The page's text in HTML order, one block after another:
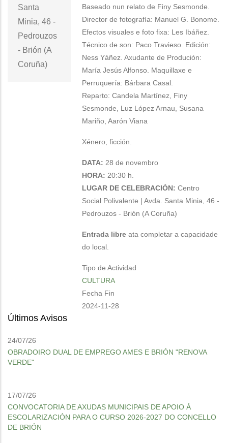
Santa
Minia, 46 -
Pedrouzos
- Brión (A
Coruña)
Baseado nun relato de Finy Sesmonde.
Director de fotografía: Manuel G. Bonome.
Efectos visuales e foto fixa: Les Ibáñez.
Técnico de son: Paco Travieso. Edición:
Ness Yáñez. Axudante de Produción:
María Jesús Alfonso. Maquillaxe e
Perruquería: Bárbara Casal.
Reparto: Candela Martínez, Finy
Sesmonde, Luz López Arnau, Susana
Mariño, Aarón Viana
Xénero, ficción.
DATA: 28 de novembro
HORA: 20:30 h.
LUGAR DE CELEBRACIÓN:Centro
Social Polivalente |Avda. Santa Minia, 46 -
Pedrouzos - Brión (A Coruña)
Entrada libre ata completar a capacidade
do local.
Tipo de Actividad
CULTURA
Fecha Fin
2024-11-28
Últimos Avisos
24/07/26
OBRADOIRO DUAL DE EMPREGO AMES E BRIÓN "RENOVA
VERDE"
17/07/26
CONVOCATORIA DE AXUDAS MUNICIPAIS DE APOIO Á
ESCOLARIZACIÓN PARA O CURSO 2026-2027 DO CONCELLO
DE BRIÓN